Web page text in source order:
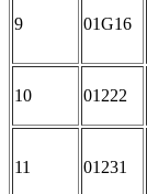
9 01G16
10 01222
11 01231